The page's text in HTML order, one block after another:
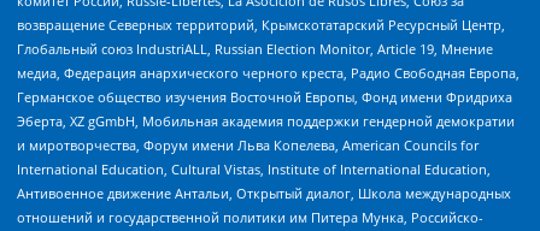
возвращение Северных территорий, Крымскотатарский Ресурсный Центр,
Глобальный союз IndustriALL, Russian Election Monitor, Article 19, Мнение
медиа, Федерация анархического черного креста, Радио Свободная Европа,
Германское общество изучения Восточной Европы, Фонд имени Фридриха
Эберта, XZ gGmbH, Мобильная академия поддержки гендерной демократии
и миротворчества, Форум имени Льва Копелева, American Councils for
International Education, Cultural Vistas, Institute of International Education,
Антивоенное движение Антальи, Открытый диалог, Школа международных
отношений и государственной политики им Питера Мунка, Российско-